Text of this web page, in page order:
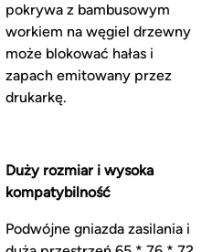
pokrywa z bambusowym
workiem na węgiel drzewny
może blokować hałas i
zapach emitowany przez
drukarkę.
Duży rozmiar i wysoka
kompatybilność
Podwójne gniazda zasilania i